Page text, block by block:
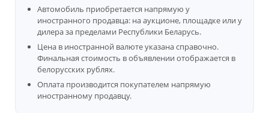
Автомобиль приобретается напрямую у
иностранного продавца: на аукционе, площадке или у
дилера за пределами Республики Беларусь.
Цена в иностранной валюте указана справочно.
Финальная стоимость в объявлении отображается в
белорусских рублях.
Оплата производится покупателем напрямую
иностранному продавцу.